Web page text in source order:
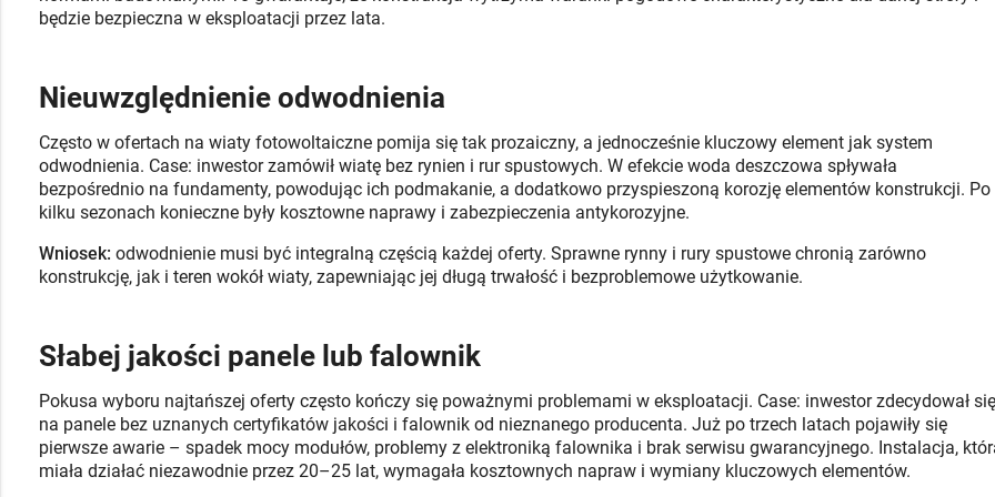
będzie bezpieczna w eksploatacji przez lata.
Nieuwzględnienie odwodnienia
Często w ofertach na wiaty fotowoltaiczne pomija się tak prozaiczny, a jednocześnie kluczowy element jak system
odwodnienia. Case: inwestor zamówił wiatę bez rynien i rur spustowych. W efekcie woda deszczowa spływała
bezpośrednio na fundamenty, powodując ich podmakanie, a dodatkowo przyspieszoną korozję elementów konstrukcji. Po
kilku sezonach konieczne były kosztowne naprawy i zabezpieczenia antykorozyjne.
Wniosek: odwodnienie musi być integralną częścią każdej oferty. Sprawne rynny i rury spustowe chronią zarówno
konstrukcję, jak i teren wokół wiaty, zapewniając jej długą trwałość i bezproblemowe użytkowanie.
Słabej jakości panele lub falownik
Pokusa wyboru najtańszej oferty często kończy się poważnymi problemami w eksploatacji. Case: inwestor zdecydował się
na panele bez uznanych certyfikatów jakości i falownik od nieznanego producenta. Już po trzech latach pojawiły się
pierwsze awarie – spadek mocy modułów, problemy z elektroniką falownika i brak serwisu gwarancyjnego. Instalacja,
miała działać niezawodnie przez 20–25 lat, wymagała kosztownych napraw i wymiany kluczowych elementów.